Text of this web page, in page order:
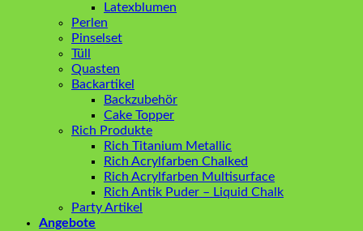
Latexblumen
Perlen
Pinselset
Tüll
Quasten
Backartikel
Backzubehör
Cake Topper
Rich Produkte
Rich Titanium Metallic
Rich Acrylfarben Chalked
Rich Acrylfarben Multisurface
Rich Antik Puder – Liquid Chalk
Party Artikel
Angebote